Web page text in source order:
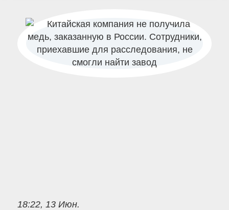
18:22, 13 Июн.